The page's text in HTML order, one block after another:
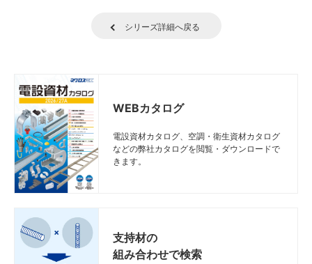
シリーズ詳細へ戻る
WEBカタログ
電設資材カタログ、空調・衛生資材カタログ
などの弊社カタログを閲覧・ダウンロードで
きます。
支持材の
組み合わせで検索